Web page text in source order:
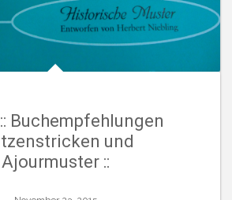
Buchempfehlungen
und
Ajourmuster ::